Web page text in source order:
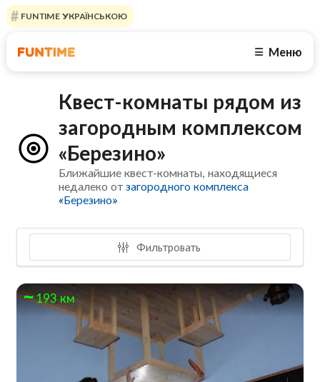
FUNTIME УКРАЇНСЬКОЮ
☰ Меню
Квест-комнаты рядом из
загородным комплексом
«Березино»
Ближайшие квест-комнаты, находящиеся
недалеко отзагородного комплекса
«Березино»
Фильтровать
193 км